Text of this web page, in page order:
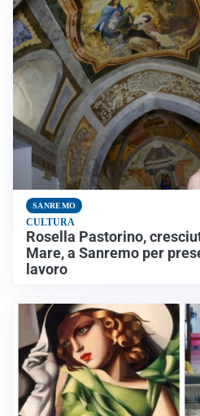
SANREMO
CULTURA
Rosella Pastorino,
Mare, a Sanremo per
lavoro